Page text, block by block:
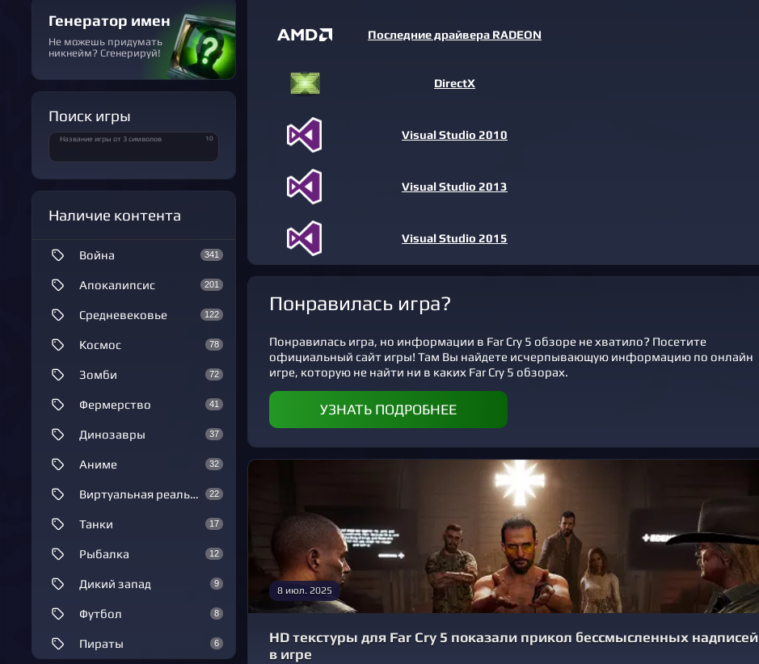
Генератор имен
Не можешь придумать
никнейм? Сгенерируй!
Поиск игры
Название игры от 3 символов 10
Наличие контента
341
Война
201
Апокалипсис
122
Средневековье
78
Космос
72
Зомби
41
Фермерство
37
Динозавры
32
Аниме
22
Виртуальная реальность
17
Танки
12
Рыбалка
9
Дикий запад
8
Футбол
6
Пираты
Последние драйвера RADEON
DirectX
Visual Studio 2010
Visual Studio 2013
Visual Studio 2015
Понравилась игра?
Понравилась игра, но информации в Far Cry 5 обзоре не хватило? Посетите
официальный сайт игры! Там Вы найдете исчерпывающую информацию по онлайн
игре, которую не найти ни в каких Far Cry 5 обзорах.
УЗНАТЬ ПОДРОБНЕЕ
8 июл. 2025
HD текстуры для Far Cry 5 показали прикол бессмысленных надписей
в игре